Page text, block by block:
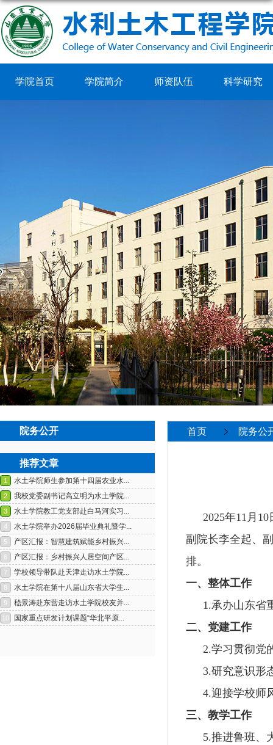
学院首页 学院简介 师资队伍 科学研究
院务公开
推荐文章
首页 院务公
2025年11 月 10
副院长李全起、
排。
一、整体工作
1.承办山东省
二、党建工作
2.学习贯彻党
3.研究意识形
4.迎接学校师
三、教学工作
5.推进鲁班、